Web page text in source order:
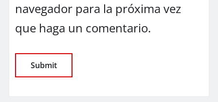
navegador para la próxima vez
que haga un comentario.